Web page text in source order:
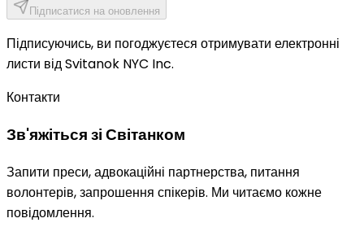
Підписатися на оновлення
Підписуючись, ви погоджуєтеся отримувати електронні
листи від Svitanok NYC Inc.
Контакти
Зв'яжіться зі Світанком
Запити преси, адвокаційні партнерства, питання
волонтерів, запрошення спікерів. Ми читаємо кожне
повідомлення.